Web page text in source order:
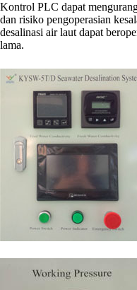
Kontrol PLC dapat
dan risiko pengoperasian
desalinasi air laut dapat
lama.